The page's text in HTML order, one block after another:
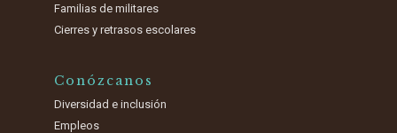
Familias de militares
Cierres y retrasos escolares
Conózcanos
Diversidad e inclusión
Empleos